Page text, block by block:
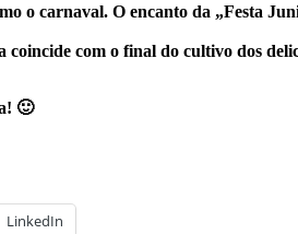
o carnaval. O encanto da „Festa
coincide com o final do cultivo dos
🙂
LinkedIn